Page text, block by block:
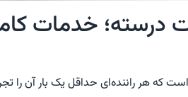
درسته؛ خدمات
که هر راننده‌ای حداقل یک بار آن را